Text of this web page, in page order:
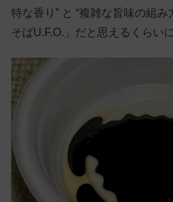
特な香り” と “複雑な旨味の組
そばU.F.O.」だと思えるくらい